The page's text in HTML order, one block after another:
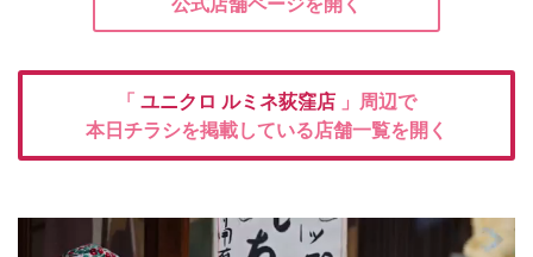
「 ユニクロ ルミネ荻窪店 」周辺で
本日チラシを掲載している店舗一覧を開く